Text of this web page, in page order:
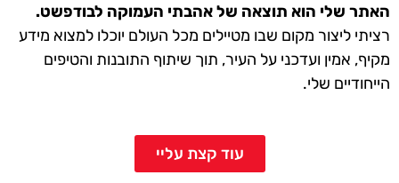
האתר שלי הוא תוצאה של אהבתי העמוקה לבודפשט.
רציתי ליצור מקום שבו מטיילים מכל העולם יוכלו למצוא מידע
מקיף, אמין ועדכני על העיר, תוך שיתוף התובנות והטיפים
הייחודיים שלי.
עוד קצת עליי